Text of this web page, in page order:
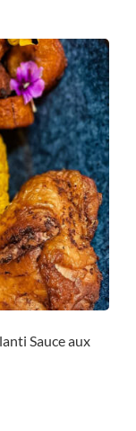
Sauce aux